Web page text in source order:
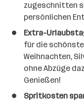
zugeschnitten
persönlichen
Extra-
für die
Weihnachten,
ohne Abzüge
Genießen!
Spritkosten